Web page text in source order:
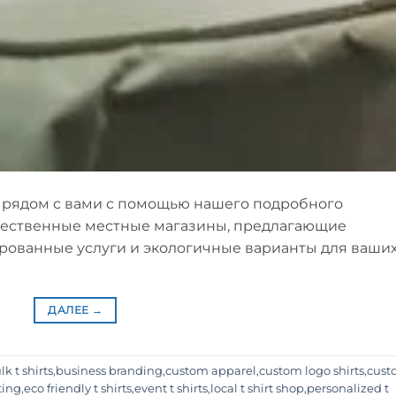
с вами с помощью нашего подробного
местные магазины, предлагающие
услуги и экологичные варианты для
ДАЛЕЕ →
t shirts,business branding,custom apparel,custom logo shirts,
,eco friendly t shirts,event t shirts,local t shirt shop,personalized t